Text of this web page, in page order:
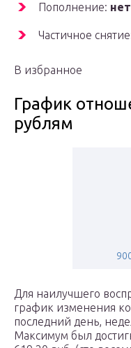
Пополнение: нет
Частичное
В избранное
График
рублям
Для наилучшего
график изменения
последний день,
Максимум был